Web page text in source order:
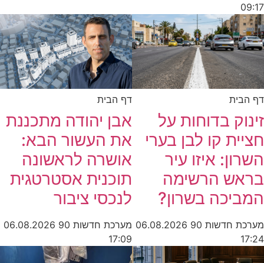
09:17
דף הבית
זינוק בדוחות על
חציית קו לבן בערי
השרון: איזו עיר
בראש הרשימה
המביכה בשרון?
מערכת חדשות 90
06.08.2026
17:24
דף הבית
אבן יהודה מתכננת
את העשור הבא:
אושרה לראשונה
תוכנית אסטרטגית
לנכסי ציבור
מערכת חדשות 90
06.08.2026
17:09